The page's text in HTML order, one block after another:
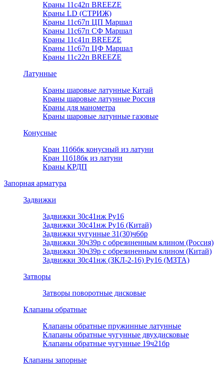
Краны 11с42п BREEZE
Краны LD (СТРИЖ)
Краны 11с67п ЦП Маршал
Краны 11с67п СФ Маршал
Краны 11с41п BREEZE
Краны 11с67п ЦФ Маршал
Краны 11с22п BREEZE
Латунные
Краны шаровые латунные Китай
Краны шаровые латунные Россия
Краны для манометра
Краны шаровые латунные газовые
Конусные
Кран 11б6бк конусный из латуни
Кран 11б18бк из латуни
Краны КРДП
Запорная арматура
Задвижки
Задвижки 30с41нж Ру16
Задвижки 30с41нж Ру16 (Китай)
Задвижки чугунные 31(30)ч6бр
Задвижки 30ч39р с обрезиненным клином (Россия)
Задвижки 30ч39р с обрезиненным клином (Китай)
Задвижки 30с41нж (ЗКЛ-2-16) Ру16 (МЗТА)
Затворы
Затворы поворотные дисковые
Клапаны обратные
Клапаны обратные пружинные латунные
Клапаны обратные чугунные двухдисковые
Клапаны обратные чугунные 19ч21бр
Клапаны запорные